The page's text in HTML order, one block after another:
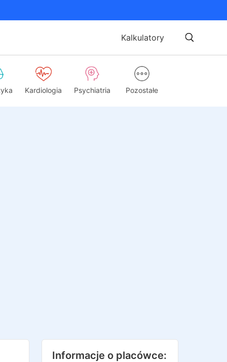
Kalkulatory
Kardiologia Psychiatria Pozostałe
Informacje o placówce: